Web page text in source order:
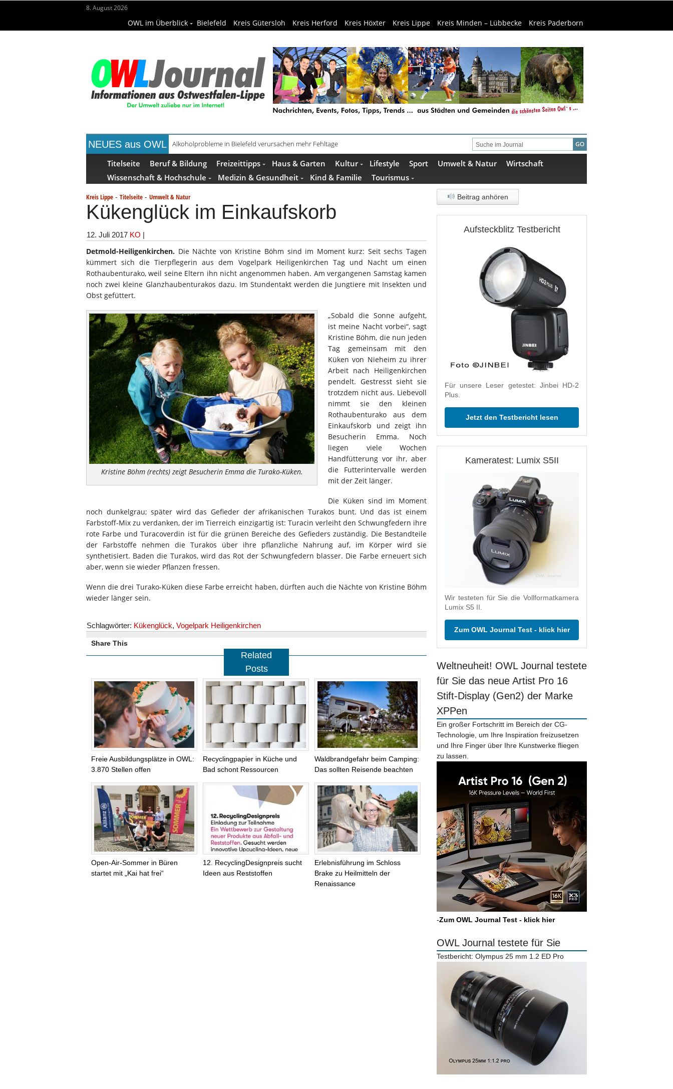
8. August 2026
OWL im Überblick Bielefeld Kreis Gütersloh Kreis Herford Kreis Höxter Kreis Lippe Kreis Minden – Lübbecke Kreis Paderborn
NEUES aus OWL Handgemachte Geschenkideen im Pop-up-Store in Büren
Titelseite Beruf & Bildung Freizeittipps Haus & Garten Kultur Lifestyle Sport Umwelt & Natur
Wirtschaft
Wissenschaft & Hochschule
Medizin & Gesundheit Kind & Familie Tourismus
Kreis Lippe - Titelseite - Umwelt & Natur
Kükenglück im Einkaufskorb
12. Juli 2017 KO |
Detmold-Heiligenkirchen. Die Nächte von Kristine Böhm sind im Moment kurz: Seit sechs Tagen
kümmert sich die Tierpflegerin aus dem Vogelpark Heiligenkirchen Tag und Nacht um einen
Rothaubenturako, weil seine Eltern ihn nicht angenommen haben. Am vergangenen Samstag kamen
noch zwei kleine Glanzhaubenturakos dazu. Im Stundentakt werden die Jungtiere mit Insekten und
Obst gefüttert.
Kristine Böhm (rechts) zeigt Besucherin Emma die Turako-Küken.
„Sobald die Sonne aufgeht,
ist meine Nacht vorbei“, sagt
Kristine Böhm, die nun jeden
Tag gemeinsam mit den
Küken von Nieheim zu ihrer
Arbeit nach Heiligenkirchen
pendelt. Gestresst sieht sie
trotzdem nicht aus. Liebevoll
nimmt sie den kleinen
Rothaubenturako aus dem
Einkaufskorb und zeigt ihn
Besucherin Emma. Noch
liegen viele Wochen
Handfütterung vor ihr, aber
die Futterintervalle werden
mit der Zeit länger.
Die Küken sind im Moment
noch dunkelgrau; später wird das Gefieder der afrikanischen Turakos bunt. Und das ist einem
Farbstoff-Mix zu verdanken, der im Tierreich einzigartig ist: Turacin verleiht den Schwungfedern ihre
rote Farbe und Turacoverdin ist für die grünen Bereiche des Gefieders zuständig. Die Bestandteile
der Farbstoffe nehmen die Turakos über ihre pflanzliche Nahrung auf, im Körper wird sie
synthetisiert. Baden die Turakos, wird das Rot der Schwungfedern blasser. Die Farbe erneuert sich
aber, wenn sie wieder Pflanzen fressen.
Wenn die drei Turako-Küken diese Farbe erreicht haben, dürften auch die Nächte von Kristine Böhm
wieder länger sein.
Schlagwörter: Kükenglück, Vogelpark Heiligenkirchen
Share This
Related
Posts
Freie Ausbildungsplätze in OWL:
3.870 Stellen offen
Recyclingpapier in Küche und
Bad schont Ressourcen
Waldbrandgefahr beim Camping:
Das sollten Reisende beachten
Open-Air-Sommer in Büren
startet mit „Kai hat frei“
12. RecyclingDesignpreis sucht
Ideen aus Reststoffen
Erlebnisführung im Schloss
Brake zu Heilmitteln der
Renaissance
Beitrag anhören
Aufsteckblitz Testbericht
Für unsere Leser getestet: Jinbei HD-2
Plus.
Jetzt den Testbericht lesen
Kameratest: Lumix S5II
Wir testeten für Sie die Vollformatkamera
Lumix S5 II.
Zum OWL Journal Test - klick hier
Weltneuheit! OWL Journal testete
für Sie das neue Artist Pro 16
Stift-Display (Gen2) der Marke
XPPen
Ein großer Fortschritt im Bereich der CG-
Technologie, um Ihre Inspiration freizusetzen
und Ihre Finger über Ihre Kunstwerke fliegen
zu lassen.
-Zum OWL Journal Test - klick hier
OWL Journal testete für Sie
Testbericht: Olympus 25 mm 1.2 ED Pro